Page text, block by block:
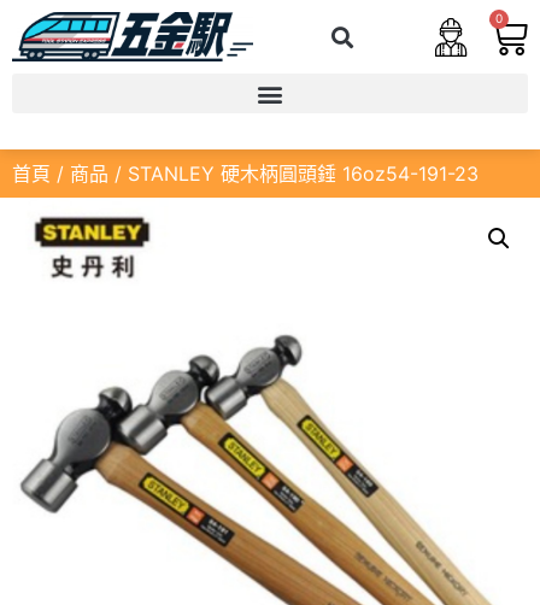
0
首頁 / 商品 / STANLEY 硬木柄圓頭錘 16oz54-191-23